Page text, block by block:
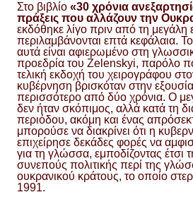
Στο βιβλίο «30 χρόνια
πράξεις που αλλάζουν την
εκδόθηκε λίγο πριν από τη μεγάλη
περιλαμβάνονται επτά κεφάλαια.
αυτά είναι αφιερωμένο στη
προεδρία του Zelenskyi, παρόλο
τελική εκδοχή του χειρογράφου
κυβέρνηση βρισκόταν στην εξουσία
περισσότερο από δύο χρόνια. Ο
δεν ήταν σκόπιμος, αλλά κατά τη
περιόδου, ακόμη και ένας
μπορούσε να διακρίνει ότι η
επιχείρησε δεκάδες φορές να
για τη γλώσσα, εμποδίζοντας έτσι
συνεπούς πολιτικής περί της
ουκρανικού κράτους, το οποίο
1991.